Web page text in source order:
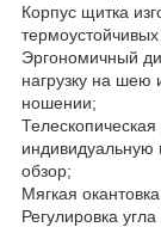
Корпус щитка
Эргономичный
нагрузку на шею
ношении;
Телескопическая
индивидуальную
обзор;
Мягкая
Регулировка